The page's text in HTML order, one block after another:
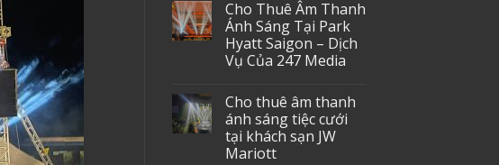
Cho Thuê Âm Thanh
Ánh Sáng Tại Park
Hyatt Saigon – Dịch
Vụ Của 247 Media
Cho thuê âm thanh
ánh sáng tiệc cưới
tại khách sạn JW
Mariott